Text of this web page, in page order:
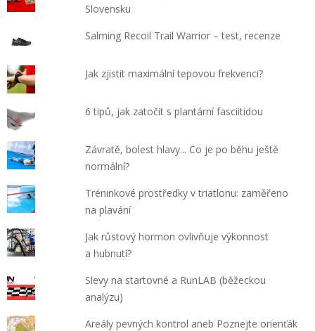
Slovensku
Salming Recoil Trail Warrior – test, recenze
Jak zjistit maximální tepovou frekvenci?
6 tipů, jak zatočit s plantární fasciitidou
Závratě, bolest hlavy... Co je po běhu ještě
normální?
Tréninkové prostředky v triatlonu: zaměřeno
na plavání
Jak růstový hormon ovlivňuje výkonnost
a hubnutí?
Slevy na startovné a RunLAB (běžeckou
analýzu)
Areály pevných kontrol aneb Poznejte orienťák